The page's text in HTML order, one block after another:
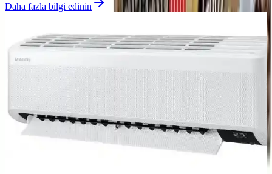
Daha fazla bilgi edinin